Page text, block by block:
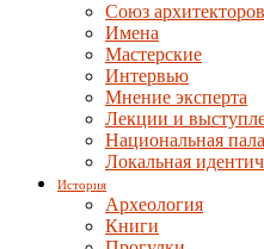
Союз архитекторов
Имена
Мастерские
Интервью
Мнение эксперта
Лекции и
Национальная
Локальная
История
Археология
Книги